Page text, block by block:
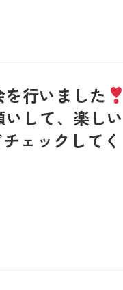
行いました
して、楽しい
ェックしてく